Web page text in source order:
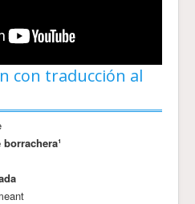
con traducción al